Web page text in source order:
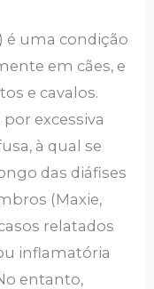
é uma condição
em cães, e
e cavalos.
excessiva
à qual se
das diáfises
(Maxie,
relatados
inflamatória
entanto,